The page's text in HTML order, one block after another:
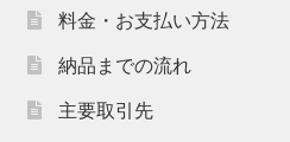
料金・お支払い方法
納品までの流れ
主要取引先